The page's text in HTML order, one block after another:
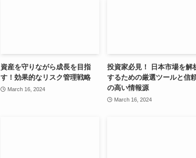
資産を守りながら成長を目指
す！効果的なリスク管理戦略
March 16, 2024
投資家必見！ 日本市場を解
するための厳選ツールと信
の高い情報源
March 16, 2024